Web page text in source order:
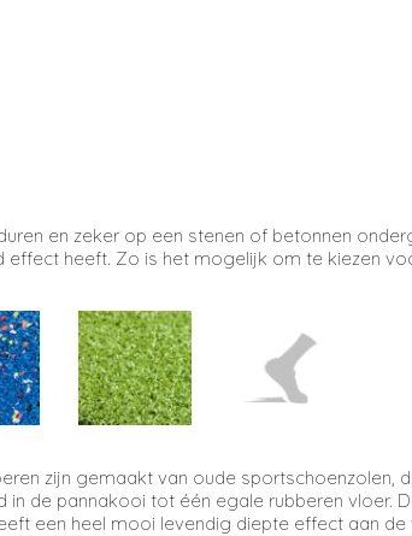
en zeker op een stenen of betonnen
heeft. Zo is het mogelijk om te kiezen
zijn gemaakt van oude sportschoenzolen,
de pannakooi tot één egale rubberen vloer.
een heel mooi levendig diepte effect aan de